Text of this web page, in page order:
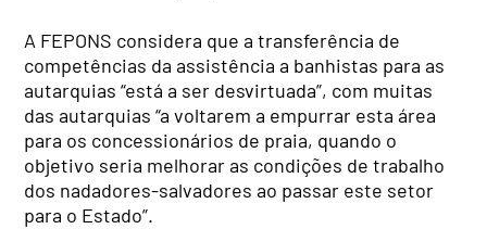
A FEPONS considera que a transferência de
competências da assistência a banhistas para as
autarquias “está a ser desvirtuada”, com muitas
das autarquias “a voltarem a empurrar esta área
para os concessionários de praia, quando o
objetivo seria melhorar as condições de trabalho
dos nadadores-salvadores ao passar este setor
para o Estado”.